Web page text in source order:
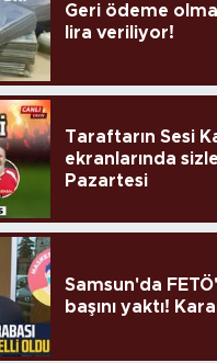
Geri ödeme
lira veriliyor!
Taraftarın Sesi
ekranlarında
Pazartesi
Samsun'da
başını yaktı!